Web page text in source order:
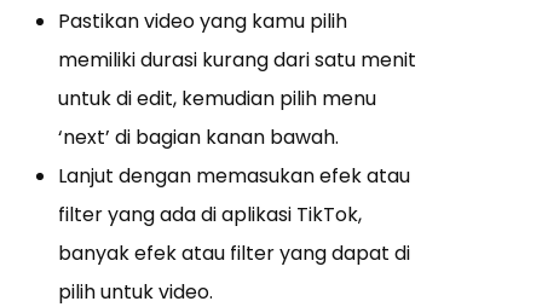
Pastikan video yang kamu pilih
memiliki durasi kurang dari satu menit
untuk di edit, kemudian pilih menu
‘next’ di bagian kanan bawah.
Lanjut dengan memasukan efek atau
filter yang ada di aplikasi TikTok,
banyak efek atau filter yang dapat di
pilih untuk video.